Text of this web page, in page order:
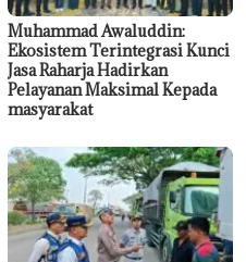
Muhammad Awaluddin:
Ekosistem Terintegrasi Kunci
Jasa Raharja Hadirkan
Pelayanan Maksimal Kepada
masyarakat